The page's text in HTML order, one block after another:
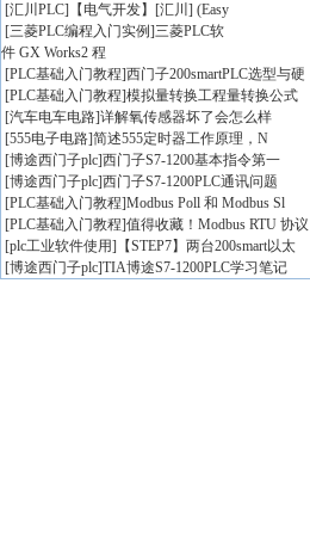
[汇川PLC] 【电气开发】[汇川] (Easy
[三菱PLC编程入门实例]三菱PLC软
件 GX Works2 程
[PLC基础入门教程]西门子200smartPLC选型与硬
[PLC基础入门教程]模拟量转换工程量转换公式
[汽车电车电路]详解氧传感器坏了会怎么样
[555电子电路]简述555定时器工作原理，N
[博途西门子plc]西门子S7-1200基本指令第一
[博途西门子plc]西门子S7-1200PLC通讯问题
[PLC基础入门教程]Modbus Poll 和 Modbus Sl
[PLC基础入门教程]值得收藏！Modbus RTU 协议
[plc工业软件使用] 【STEP7】两台200smart以太
[博途西门子plc]TIA博途S7-1200PLC学习笔记